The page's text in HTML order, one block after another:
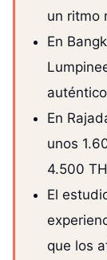
un ritmo
En
En
unos
4.500
El
que los